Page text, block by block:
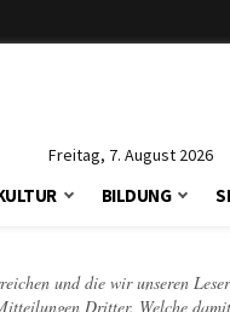
Freitag, 7. August 2026
BILDUNG
und die wir unseren
Dritter. Welche